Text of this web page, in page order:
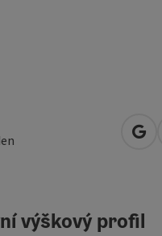
výškový profil